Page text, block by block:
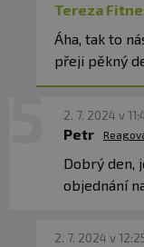
Tereza
Áha, tak to
přeji pěkný
2. 7. 2024 v
Petr
Dobrý den,
objednání
2. 7. 2024 v